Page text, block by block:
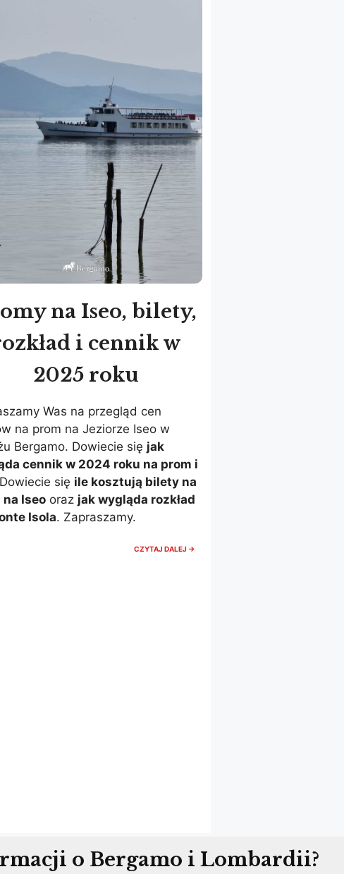
na Iseo, bilety,
i cennik w
2025 roku
Was na przegląd cen
na prom na Jeziorze Iseo w
Bergamo. Dowiecie się jak
cennik w 2024 roku na prom i
Dowiecie się ile kosztują bilety na
na Iseo oraz jak wygląda rozkład
Isola. Zapraszamy.
CZYTAJ DALEJ →PROMY
o Bergamo i Lombardii?